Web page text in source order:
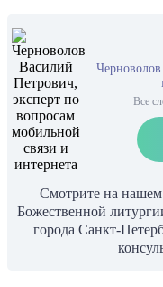
Все
Смотрите на
Божественной
города Санкт-